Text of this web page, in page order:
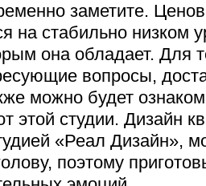
заметите.
на стабильно низком
она обладает. Для
вопросы,
можно будет
этой студии. Дизайн
«Реал Дизайн»,
поэтому